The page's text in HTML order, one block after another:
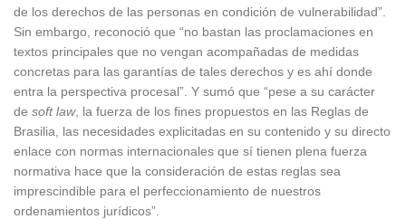
de los derechos de las personas en condición de vulnerabilidad”.
Sin embargo, reconoció que “no bastan las proclamaciones en
textos principales que no vengan acompañadas de medidas
concretas para las garantías de tales derechos y es ahí donde
entra la perspectiva procesal”. Y sumó que “pese a su carácter
de soft law, la fuerza de los fines propuestos en las Reglas de
Brasilia, las necesidades explicitadas en su contenido y su directo
enlace con normas internacionales que sí tienen plena fuerza
normativa hace que la consideración de estas reglas sea
imprescindible para el perfeccionamiento de nuestros
ordenamientos jurídicos”.